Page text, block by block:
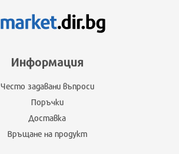
Информация
Често задавани въпроси
Поръчки
Доставка
Връщане на продукт